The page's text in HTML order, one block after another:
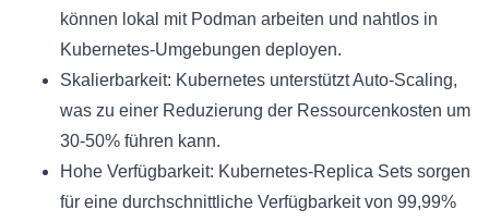
können lokal mit Podman arbeiten und nahtlos in
Kubernetes-Umgebungen deployen.
Skalierbarkeit: Kubernetes unterstützt Auto-Scaling,
was zu einer Reduzierung der Ressourcenkosten um
30-50% führen kann.
Hohe Verfügbarkeit: Kubernetes-Replica Sets sorgen
für eine durchschnittliche Verfügbarkeit von 99,99%